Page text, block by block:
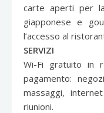
carte aperti per
giapponese e
l’accesso al
SERVIZI
Wi-Fi gratuito in
pagamento:
massaggi,
riunioni.